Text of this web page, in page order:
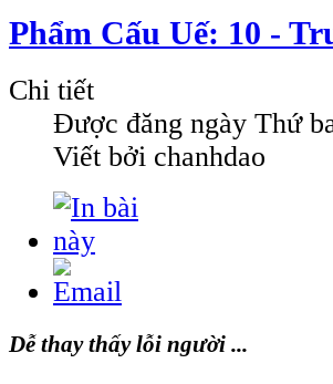
Phẩm Cấu Uế: 10 -
Chi tiết
Được đăng ngày Thứ
Viết bởi chanhdao
Dễ thay thấy lỗi người ...